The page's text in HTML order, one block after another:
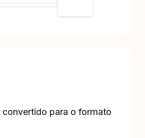
convertido para o formato